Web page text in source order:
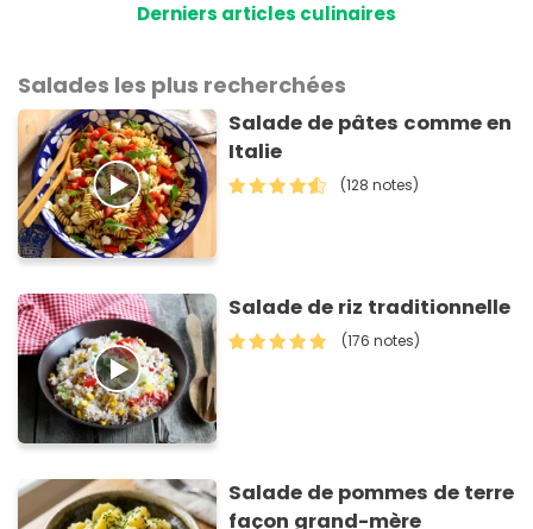
Derniers articles culinaires
Salades les plus recherchées
Salade de pâtes comme en
Italie
(128 notes)
Salade de riz traditionnelle
(176 notes)
Salade de pommes de terre
façon grand-mère